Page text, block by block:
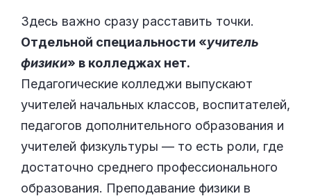
Здесь важно сразу расставить точки.
Отдельной специальности «учитель
физики» в колледжах нет.
Педагогические колледжи выпускают
учителей начальных классов, воспитателей,
педагогов дополнительного образования и
учителей физкультуры — то есть роли, где
достаточно среднего профессионального
образования. Преподавание физики в